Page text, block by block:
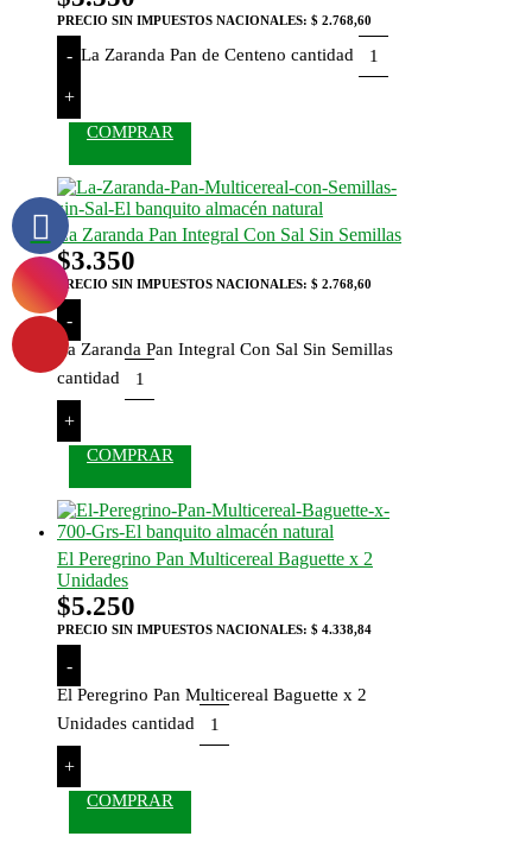
PRECIO SIN IMPUESTOS NACIONALES: $ 2.768,60
- La Zaranda Pan de Centeno cantidad
+
COMPRAR
La Zaranda Pan Integral Con Sal Sin Semillas
$3.350
PRECIO SIN IMPUESTOS NACIONALES: $ 2.768,60
-
La Zaranda Pan Integral Con Sal Sin Semillas
cantidad
+
COMPRAR
El Peregrino Pan Multicereal Baguette x 2
Unidades
$5.250
PRECIO SIN IMPUESTOS NACIONALES: $ 4.338,84
-
El Peregrino Pan Multicereal Baguette x 2
Unidades cantidad
+
COMPRAR